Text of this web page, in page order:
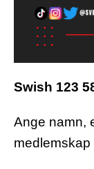
Swish 123
Ange namn,
medlemskap